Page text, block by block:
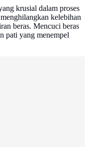
krusial dalam proses
kelebihan
beras. Mencuci beras
pati yang menempel